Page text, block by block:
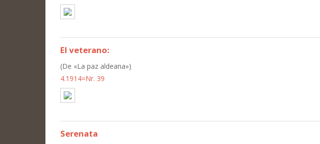
El veterano:
(De «La paz aldeana»)
4.1914=Nr. 39
Serenata